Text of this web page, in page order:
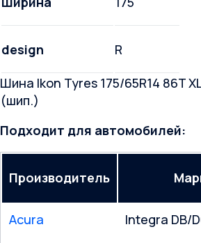
design
R
Шина Ikon Tyres 175/65R14 86T
(шип.)
Подходит для автомобилей:
Производитель
Acura
Integra DB/